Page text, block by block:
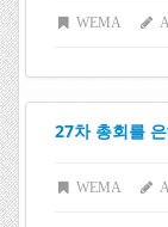
WEMA
27차 총회를
WEMA